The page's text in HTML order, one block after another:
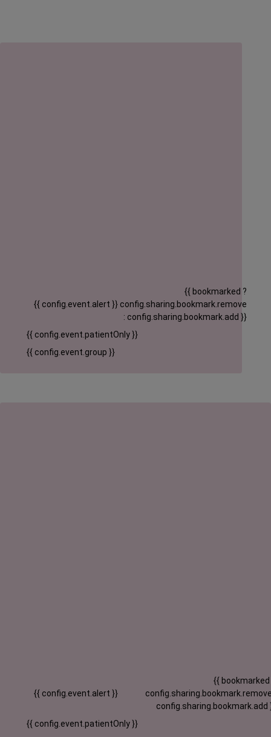
{{ config.event.alert }}
{{ bookmarked ?
config.sharing.bookmark.remove
: config.sharing.bookmark.add }}
{{ config.event.patientOnly }}
{{ config.event.group }}
{{ config.event.alert }}
{{ bookmarked
config.sharing.bookmark.add
{{ config.event.patientOnly }}